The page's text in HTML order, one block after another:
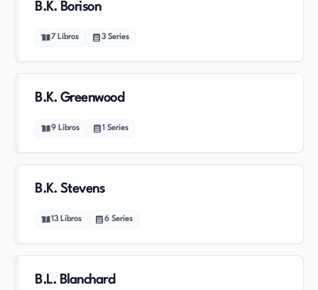
B.K. Borison
7 Libros 3 Series
B.K. Greenwood
9 Libros 1 Series
B.K. Stevens
13 Libros 6 Series
B.L. Blanchard